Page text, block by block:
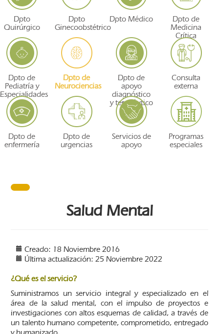
Dpto
Quirúrgico
Dpto
Ginecoobstétrico
Dpto Médico
Dpto de
Medicina
Crítica
Dpto de
Pediatría y
Especialidades
Dpto de
Neurociencias
Dpto de
apoyo
diagnóstico
y terapéutico
Consulta
externa
Dpto de
enfermería
Dpto de
urgencias
Servicios de
apoyo
Programas
especiales
Salud Mental
Creado: 18 Noviembre 2016
Última actualización: 25 Noviembre 2022
¿Qué es el servicio?
Suministramos un servicio integral y especializado en el
área de la salud mental, con el impulso de proyectos e
investigaciones con altos esquemas de calidad, a través de
un talento humano competente, comprometido, entregado